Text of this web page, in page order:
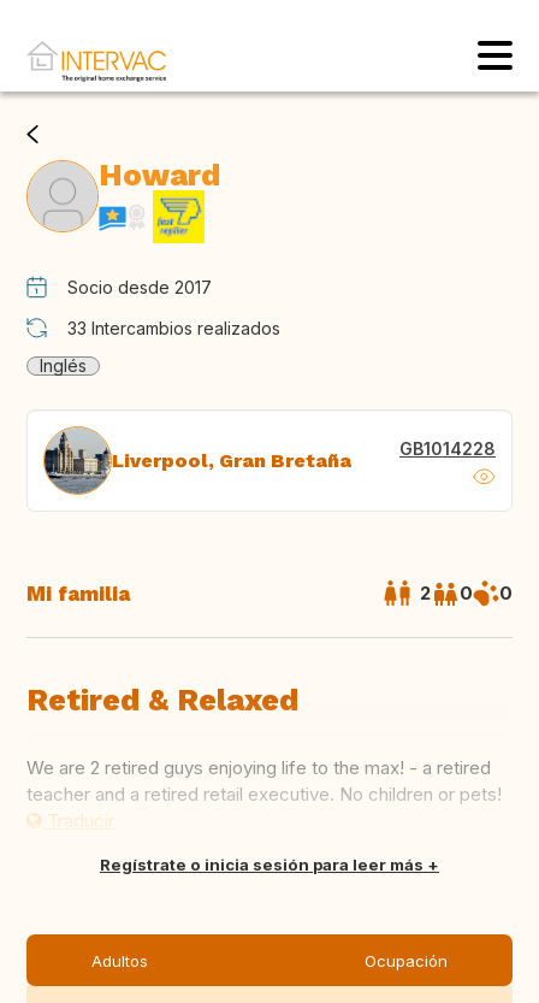
Howard
Socio desde 2017
33 Intercambios realizados
Inglés
Liverpool, Gran Bretaña GB1014228
Mi familia 2 0 0
Retired & Relaxed
We are 2 retired guys enjoying life to the max! - a retired
teacher and a retired retail executive. No children or pets!
Traducir
Regístrate o inicia sesión para leer más
Adultos Ocupación